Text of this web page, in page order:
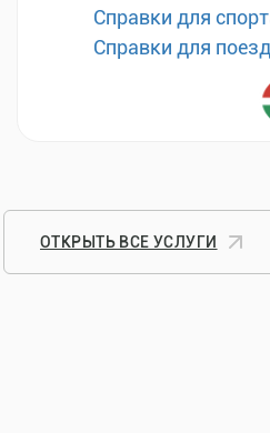
Справки для
Справки для
ОТКРЫТЬ ВСЕ УСЛУГИ